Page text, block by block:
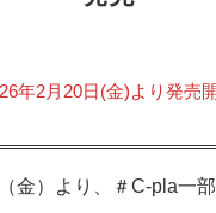
年2月20日(金)より発売
金）より、＃C-pla一